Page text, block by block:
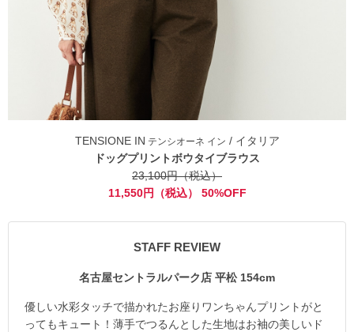
TENSIONE IN テンシオーネ イン / イタリア
ドッグプリントボウタイブラウス
23,100円（税込）
11,550円（税込） 50%OFF
STAFF REVIEW
名古屋セントラルパーク店 平松 154cm
優しい水彩タッチで描かれたお座りワンちゃんプリントがと
ってもキュート！薄手でつるんとした生地はお袖の美しいド